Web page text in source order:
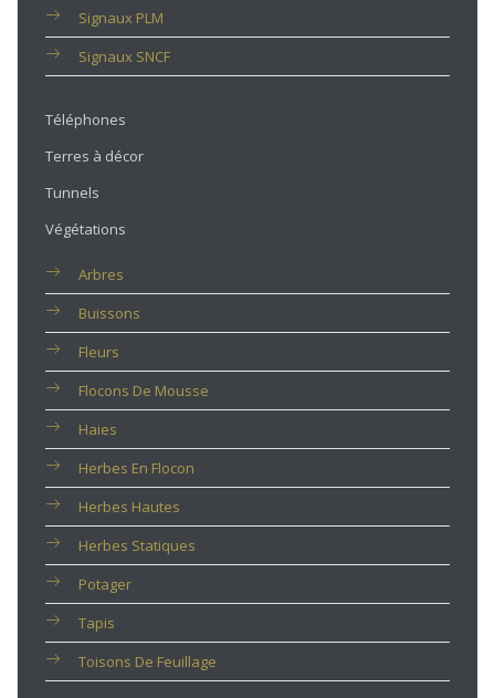
Signaux PLM
Signaux SNCF
Téléphones
Terres à décor
Tunnels
Végétations
Arbres
Buissons
Fleurs
Flocons De Mousse
Haies
Herbes En Flocon
Herbes Hautes
Herbes Statiques
Potager
Tapis
Toisons De Feuillage